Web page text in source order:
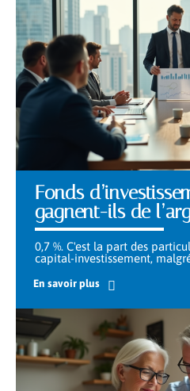
Fonds
gagnent-ils de
0,7 %. C'est la part des
capital-investissement,
En savoir plus